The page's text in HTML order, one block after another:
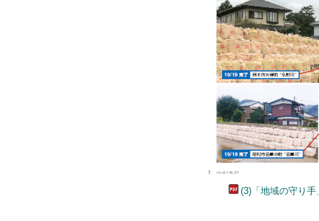
(3)「地域の守り